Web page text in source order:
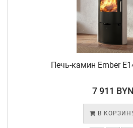
Печь-камин Ember
7 911 BYN
В